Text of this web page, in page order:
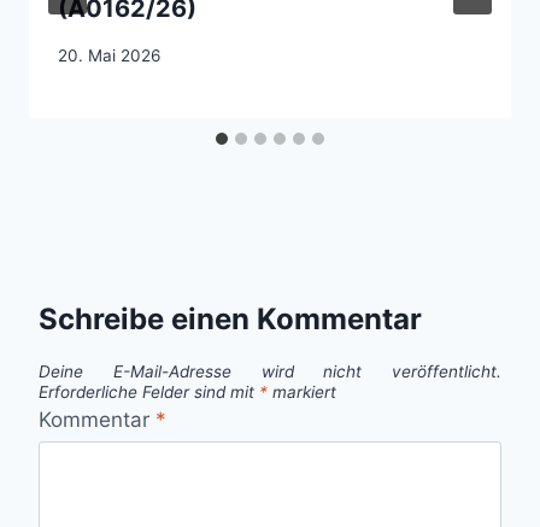
(A0162/26)
20. Mai 2026
Schreibe einen Kommentar
Deine E-Mail-Adresse wird nicht veröffentlicht.
Erforderliche Felder sind mit * markiert
Kommentar *